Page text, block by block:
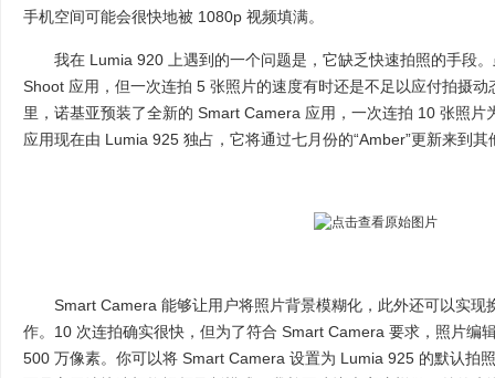
手机空间可能会很快地被 1080p 视频填满。
我在 Lumia 920 上遇到的一个问题是，它缺乏快速拍照的手段。
Shoot 应用，但一次连拍 5 张照片的速度有时还是不足以应付拍摄
里，诺基亚预装了全新的 Smart Camera 应用，一次连拍 10 张照片
应用现在由 Lumia 925 独占，它将通过七月份的“Amber”更新来到
Smart Camera 能够让用户将照片背景模糊化，此外还可以实现
作。10 次连拍确实很快，但为了符合 Smart Camera 要求，照片编
500 万像素。你可以将 Smart Camera 设置为 Lumia 925 的默认拍